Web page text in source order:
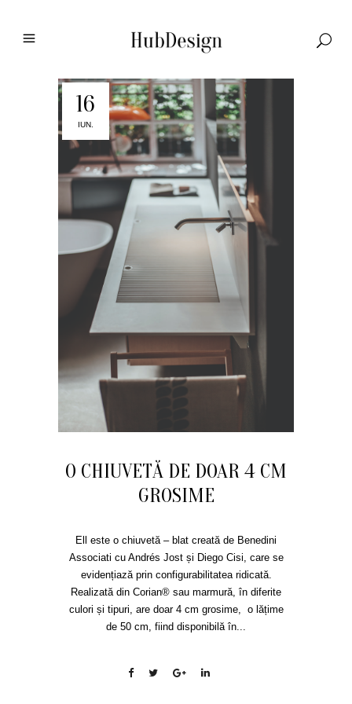
16
IUN.
O CHIUVETĂ DE DOAR 4 CM
GROSIME
Ell este o chiuvetă – blat creată de Benedini
Associati cu Andrés Jost și Diego Cisi, care se
evidențiază prin configurabilitatea ridicată.
Realizată din Corian® sau marmură, în diferite
culori și tipuri, are doar 4 cm grosime, o lățime
de 50 cm, fiind disponibilă în...